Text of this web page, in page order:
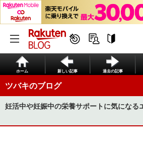
ホーム 新しい記事 過去の記事
ツバキのブログ
妊活中や妊娠中の栄養サポートに気になる